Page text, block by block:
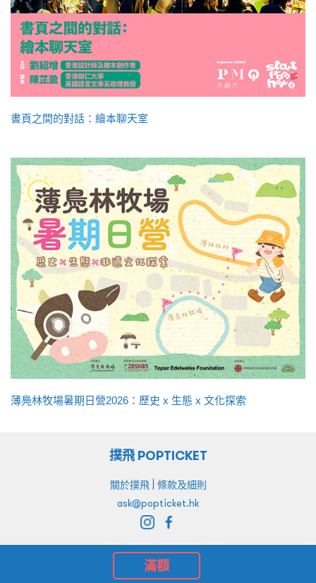
書頁之間的對話：繪本聊天室
薄鳧林牧場暑期日營2026：歷史 x 生態 x 文化探索
滿額
撲飛 POPTICKET
關於撲飛| 條款及細則
ask@popticket.hk